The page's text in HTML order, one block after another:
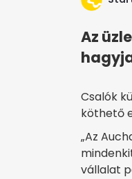
Az
Csalók
köthető
„Az
vállalat